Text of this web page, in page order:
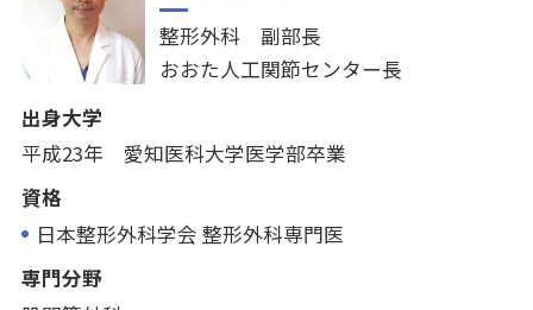
整形外科 副部長
おおた人工関節センター長
出身大学
平成23年 愛知医科大学医学部卒業
資格
日本整形外科学会 整形外科専門医
専門分野